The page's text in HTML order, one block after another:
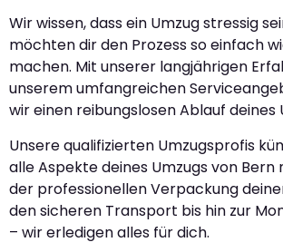
Wir wissen, dass ein Umzug stressig
möchten dir den Prozess so einfach
machen. Mit unserer langjährigen
unserem umfangreichen
wir einen reibungslosen Ablauf deines
Unsere qualifizierten Umzugsprofis
alle Aspekte deines Umzugs von Bern
der professionellen Verpackung
den sicheren Transport bis hin zur
– wir erledigen alles für dich.